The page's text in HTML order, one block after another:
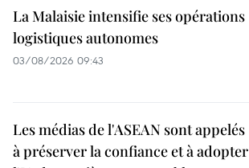
La Malaisie intensifie ses opérations
logistiques autonomes
03/08/2026 09:43
Les médias de l'ASEAN sont appelés
à préserver la confiance et à adopter